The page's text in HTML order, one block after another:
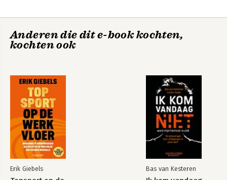
Wijs toezicht
Bekijk alle boeken
Conclusie
Noten
Anderen die dit e-book kochten,
kochten ook
Erik Giebels Bas van Kesteren